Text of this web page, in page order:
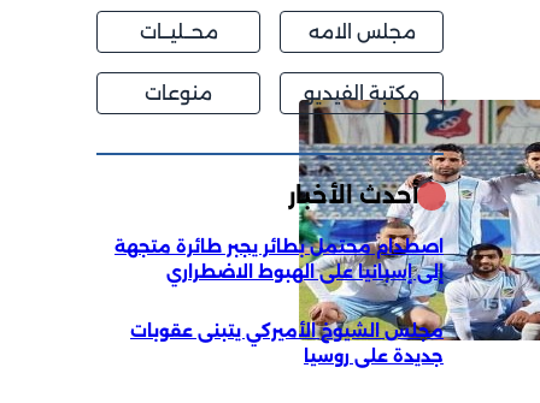
مجلس الامه محــليــات
مكتبة الفيديو منوعات
أحدث الأخبار
اصطدام محتمل بطائر يجبر طائرة متجهة
إلى إسبانيا على الهبوط الاضطراري
مجلس الشيوخ الأميركي يتبنى عقوبات
جديدة على روسيا